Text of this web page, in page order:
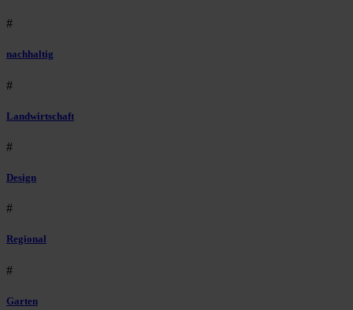
#
nachhaltig
#
Landwirtschaft
#
Design
#
Regional
#
Garten